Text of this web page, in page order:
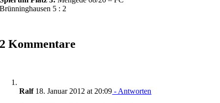
Brünninghausen 5 : 2
2 Kommentare
Ralf18. Januar 2012 at 20:09 - Antworten